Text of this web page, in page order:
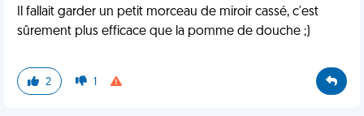
Il fallait garder un petit morceau de miroir cassé, c'est
sûrement plus efficace que la pomme de douche ;)
2 1